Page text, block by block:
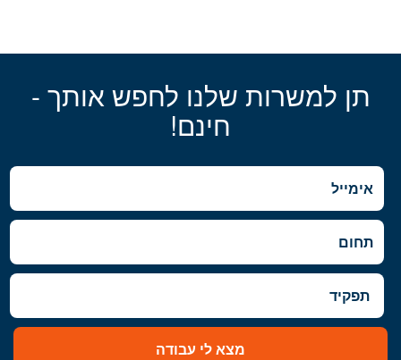
תן למשרות שלנו לחפש אותך -
חינם!
מצא לי עבודה